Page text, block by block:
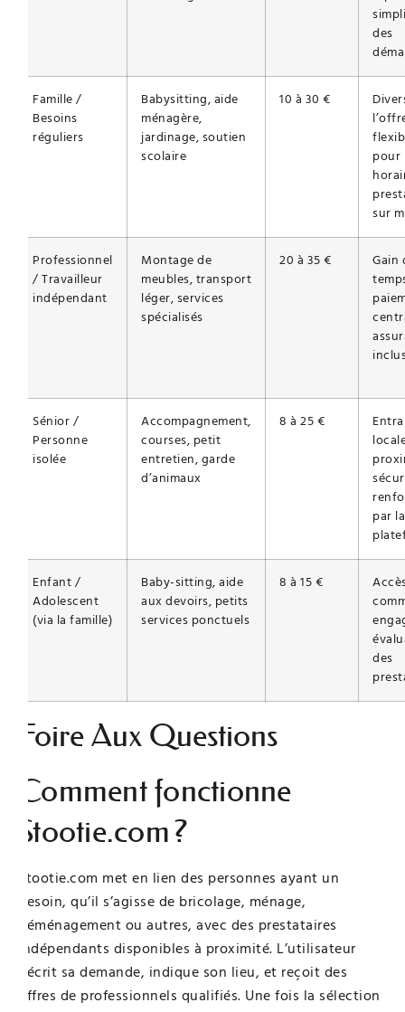
des
Famille /
Besoins
réguliers
Babysitting, aide
ménagère,
jardinage, soutien
scolaire
10 à 30 €
pour
sur
Professionnel
/ Travailleur
indépendant
Montage de
meubles, transport
léger, services
spécialisés
20 à 35 €
Gain
Sénior /
Personne
isolée
Accompagnement,
courses, petit
entretien, garde
d’animaux
8 à 25 €
par la
Enfant /
Adolescent
(via la famille)
Baby-sitting, aide
aux devoirs, petits
services ponctuels
8 à 15 €
des
Foire Aux Questions
Comment fonctionne
Stootie.com ?
Stootie.com met en lien des personnes ayant un
besoin, qu’il s’agisse de bricolage, ménage,
déménagement ou autres, avec des prestataires
indépendants disponibles à proximité. L’utilisateur
décrit sa demande, indique son lieu, et reçoit des
offres de professionnels qualifiés. Une fois la sélection